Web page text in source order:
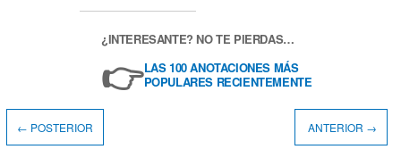
¿INTERESANTE? NO TE PIERDAS…
👉LAS 100 ANOTACIONES MÁS
POPULARES RECIENTEMENTE
← POSTERIOR ANTERIOR →